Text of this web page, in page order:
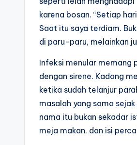
karena bosan. “Setiap
Saat itu saya terdiam.
di paru-paru, melainkan
Infeksi menular memang
dengan sirene. Kadang
ketika sudah telanjur
masalah yang sama
nama itu bukan sekadar
meja makan, dan isi